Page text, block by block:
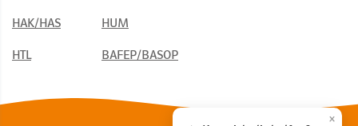
HAK/HAS HUM
HTL BAFEP/BASOP
×